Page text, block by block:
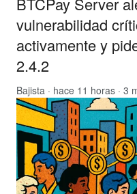
vulnerabilidad
activamente y
2.4.2
Bajista · hace 11 horas · 3